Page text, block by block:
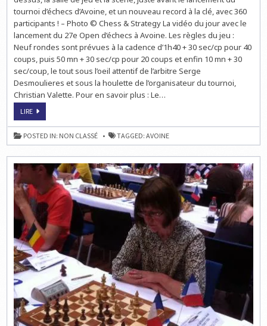
!
tournoi d’échecs d’Avoine, et un nouveau record à la clé, avec 360
participants ! – Photo © Chess & Strategy La vidéo du jour avec le
lancement du 27e Open d’échecs à Avoine. Les règles du jeu :
Neuf rondes sont prévues à la cadence d’1h40 + 30 sec/cp pour 40
coups, puis 50 mn + 30 sec/cp pour 20 coups et enfin 10 mn + 30
sec/coup, le tout sous l’oeil attentif de l’arbitre Serge
Desmoulieres et sous la houlette de l’organisateur du tournoi,
Christian Valette. Pour en savoir plus : Le…
LIREÉCHECS
AVOINE
:
HUGO
TIRARD
2
POSTED IN: NON CLASSÉ TAGGED:AVOINE